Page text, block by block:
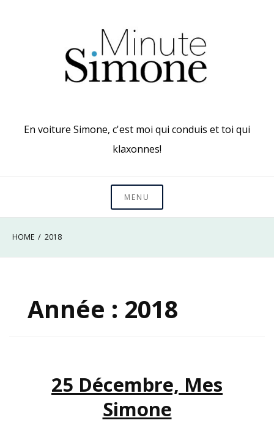
En voiture Simone, c'est moi qui conduis et toi qui
klaxonnes!
MENU
HOME 2018
Année : 2018
25 Décembre, Mes
Simone